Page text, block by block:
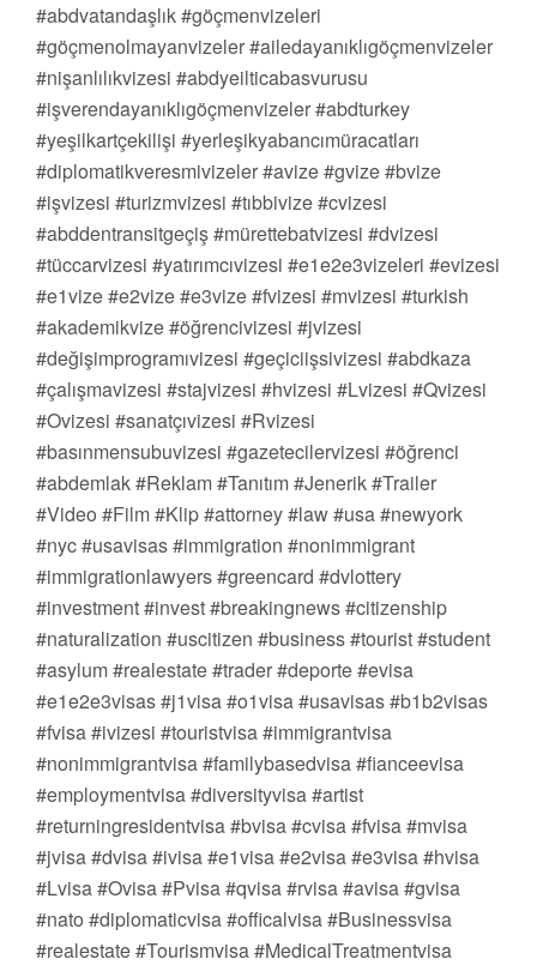
#abdvatandaşlık #göçmenvizeleri
#göçmenolmayanvizeler #ailedayanıklıgöçmenvizeler
#nişanlılıkvizesi #abdyeilticabasvurusu
#işverendayanıklıgöçmenvizeler #abdturkey
#yeşilkartçekilişi #yerleşikyabancımüracatları
#diplomatikveresmivizeler #avize #gvize #bvize
#işvizesi #turizmvizesi #tıbbivize #cvizesi
#abddentransitgeçiş #mürettebatvizesi #dvizesi
#tüccarvizesi #yatırımcıvizesi #e1e2e3vizeleri #evizesi
#e1vize #e2vize #e3vize #fvizesi #mvizesi #turkish
#akademikvize #öğrencivizesi #jvizesi
#değişimprogramıvizesi #geçiciişsivizesi #abdkaza
#çalışmavizesi #stajvizesi #hvizesi #Lvizesi #Qvizesi
#Ovizesi #sanatçıvizesi #Rvizesi
#basınmensubuvizesi #gazetecilervizesi #öğrenci
#abdemlak #Reklam #Tanıtım #Jenerik #Trailer
#Video #Film #Klip #attorney #law #usa #newyork
#nyc #usavisas #immigration #nonimmigrant
#immigrationlawyers #greencard #dvlottery
#investment #invest #breakingnews #citizenship
#naturalization #uscitizen #business #tourist #student
#asylum #realestate #trader #deporte #evisa
#e1e2e3visas #j1visa #o1visa #usavisas #b1b2visas
#fvisa #ivizesi #touristvisa #immigrantvisa
#nonimmigrantvisa #familybasedvisa #fianceevisa
#employmentvisa #diversityvisa #artist
#returningresidentvisa #bvisa #cvisa #fvisa #mvisa
#jvisa #dvisa #ivisa #e1visa #e2visa #e3visa #hvisa
#Lvisa #Ovisa #Pvisa #qvisa #rvisa #avisa #gvisa
#nato #diplomaticvisa #officalvisa #Businessvisa
#realestate #Tourismvisa #MedicalTreatmentvisa